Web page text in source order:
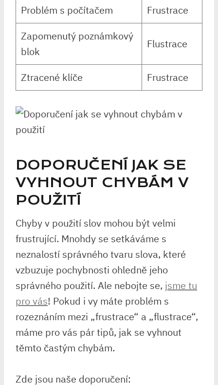
Problém s počítačem
Frustrace
Zapomenutý poznámkový
blok
Flustrace
Ztracené klíče Frustrace
DOPORUČENÍ JAK SE
VYHNOUT CHYBÁM V
POUŽITÍ
Chyby v použití slov mohou být velmi
frustrující. Mnohdy se setkáváme s
neznalostí správného tvaru slova, které
vzbuzuje pochybnosti ohledně jeho
správného použití. Ale nebojte se, jsme tu
pro vás! Pokud i vy máte problém s
rozeznáním mezi „frustrace“ a „flustrace“,
máme pro vás pár tipů, jak se vyhnout
těmto častým chybám.
Zde jsou naše doporučení: